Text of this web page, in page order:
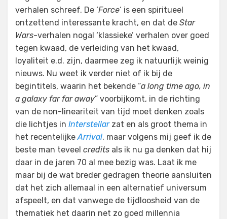
verhalen schreef. De ‘Force‘ is een spiritueel
ontzettend interessante kracht, en dat de Star
Wars-verhalen nogal ‘klassieke’ verhalen over goed
tegen kwaad, de verleiding van het kwaad,
loyaliteit e.d. zijn, daarmee zeg ik natuurlijk weinig
nieuws. Nu weet ik verder niet of ik bij de
begintitels, waarin het bekende “a long time ago, in
a galaxy far far away” voorbijkomt, in de richting
van de non-lineariteit van tijd moet denken zoals
die lichtjes in Interstellarzat en als groot thema in
het recentelijkeArrival, maar volgens mij geef ik de
beste man teveel credits als ik nu ga denken dat hij
daar in de jaren 70 al mee bezig was. Laat ik me
maar bij de wat breder gedragen theorie aansluiten
dat het zich allemaal in een alternatief universum
afspeelt, en dat vanwege de tijdloosheid van de
thematiek het daarin net zo goed millennia